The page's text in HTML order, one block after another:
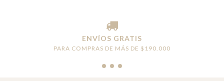
ENVÍOS GRATIS
PARA COMPRAS DE MÁS DE $190.000